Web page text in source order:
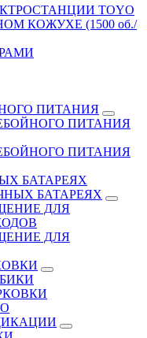
TOYO
КОЖУХЕ (1500 об./
ПИТАНИЯ
ПИТАНИЯ
ПИТАНИЯ
БАТАРЕЯХ
БАТАРЕЯХ
ДЛЯ
ДЛЯ